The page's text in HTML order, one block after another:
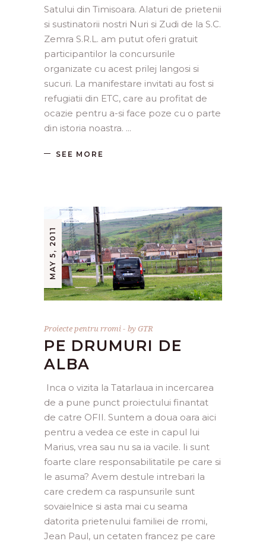
Satului din Timisoara. Alaturi de prietenii
si sustinatorii nostri Nuri si Zudi de la S.C.
Zemra S.R.L. am putut oferi gratuit
participantilor la concursurile
organizate cu acest prilej langosi si
sucuri. La manifestare invitati au fost si
refugiatii din ETC, care au profitat de
ocazie pentru a-si face poze cu o parte
din istoria noastra.
SEE MORE
MAY 5, 2011
Proiecte pentru rromi byGTR
PE DRUMURI DE
ALBA
Inca o vizita la Tatarlaua in incercarea
de a pune punct proiectului finantat
de catre OFII. Suntem a doua oara aici
pentru a vedea ce este in capul lui
Marius, vrea sau nu sa ia vacile. Ii sunt
foarte clare responsabilitatile pe care si
le asuma? Avem destule intrebari la
care credem ca raspunsurile sunt
sovaielnice si asta mai cu seama
datorita prietenului familiei de rromi,
Jean Paul, un cetaten francez pe care